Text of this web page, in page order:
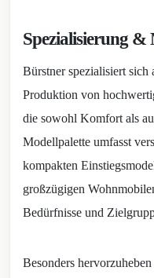
Spezialisierung
Bürstner spezialisiert
Produktion von
die sowohl Komfort als
Modellpalette umfasst
kompakten
großzügigen
Bedürfnisse und
Besonders